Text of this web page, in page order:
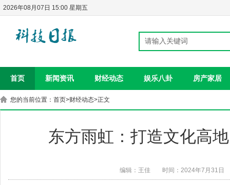
2026年08月07日 15:00 星期五
首页 新闻资讯 财经动态 娱乐八卦 房产家居
您的当前位置： 首页>财经动态>正文
东方雨虹：打造文化高
编辑：王佳 时间：2024年7月31日